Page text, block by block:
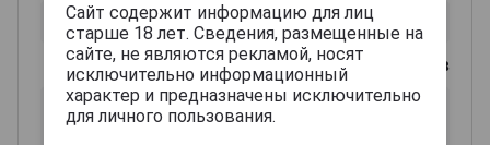
0из 2000 знаков
Сайт содержит информацию для лиц
старше 18 лет. Сведения, размещенные на
сайте, не являются рекламой, носят
исключительно информационный
характер и предназначены исключительно
для личного пользования.